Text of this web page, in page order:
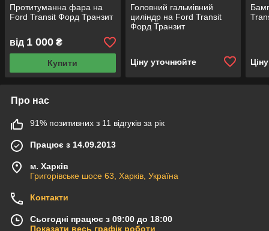
Протитуманна фара на
Ford Transit Форд Транзит
від 1 000 ₴
Купити
Головний гальмівний
циліндр на Ford Transit
Форд Транзит
Ціну уточнюйте
Про нас
91% позитивних з 11 відгуків за рік
Працює з 14.09.2013
м. Харків
Григорівське шосе 63, Харків, Україна
Контакти
Сьогодні працює з 09:00 до 18:00
Показати весь графік роботи